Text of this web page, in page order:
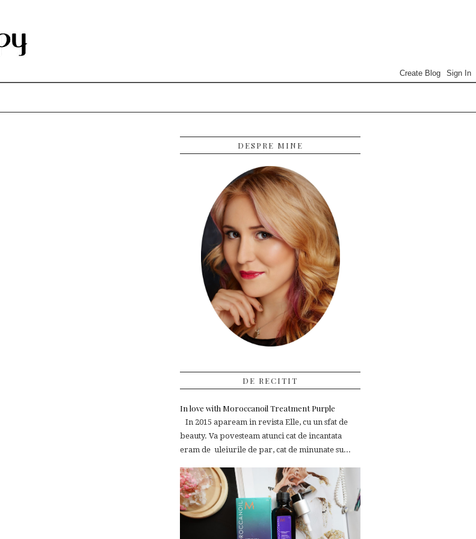
DESPRE MINE
DE RECITIT
In love with Moroccanoil Treatment Purple
In 2015 apaream in revista Elle, cu un sfat de
beauty. Va povesteam atunci cat de incantata
eram de uleiurile de par, cat de minunate su...